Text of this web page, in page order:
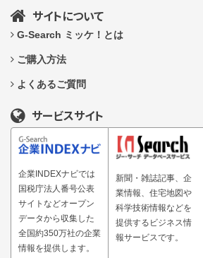
サイトについて
G-Search ミッケ！とは
ご購入方法
よくあるご質問
サービスサイト
企業INDEXナビでは
国税庁法人番号公表
サイトなどオープン
データから収集した
全国約350万社の企業
情報を提供します。
新聞・雑誌記事、企
業情報、住宅地図や
科学技術情報などを
提供するビジネス情
報サービスです。